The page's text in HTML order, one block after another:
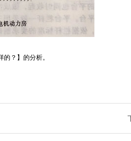
？】的分析。